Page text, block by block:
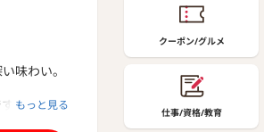
味わい。
。
もっと見る
クーポン/グルメ
仕事/資格/教育